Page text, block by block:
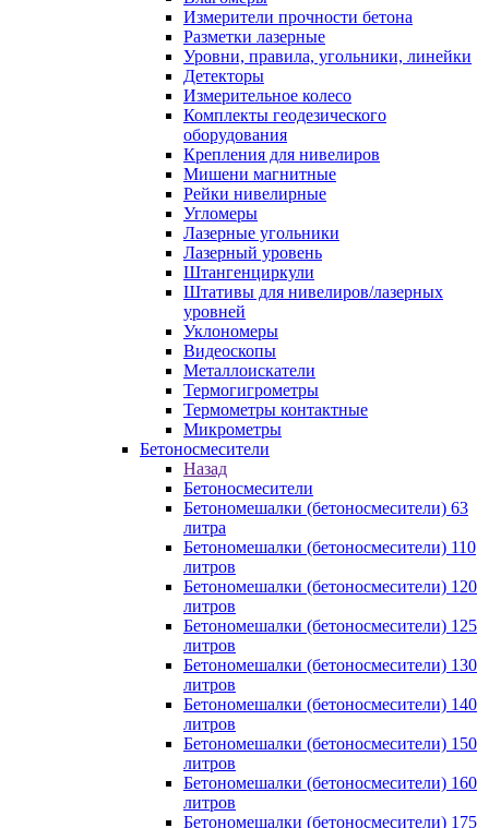
Измерители прочности бетона
Разметки лазерные
Уровни, правила, угольники, линейки
Детекторы
Измерительное колесо
Комплекты геодезического
оборудования
Крепления для нивелиров
Мишени магнитные
Рейки нивелирные
Угломеры
Лазерные угольники
Лазерный уровень
Штангенциркули
Штативы для нивелиров/лазерных
уровней
Уклономеры
Видеоскопы
Металлоискатели
Термогигрометры
Термометры контактные
Микрометры
Бетоносмесители
Назад
Бетоносмесители
Бетономешалки (бетоносмесители) 63
литра
Бетономешалки (бетоносмесители) 110
литров
Бетономешалки (бетоносмесители) 120
литров
Бетономешалки (бетоносмесители) 125
литров
Бетономешалки (бетоносмесители) 130
литров
Бетономешалки (бетоносмесители) 140
литров
Бетономешалки (бетоносмесители) 150
литров
Бетономешалки (бетоносмесители) 160
литров
Бетономешалки (бетоносмесители) 175